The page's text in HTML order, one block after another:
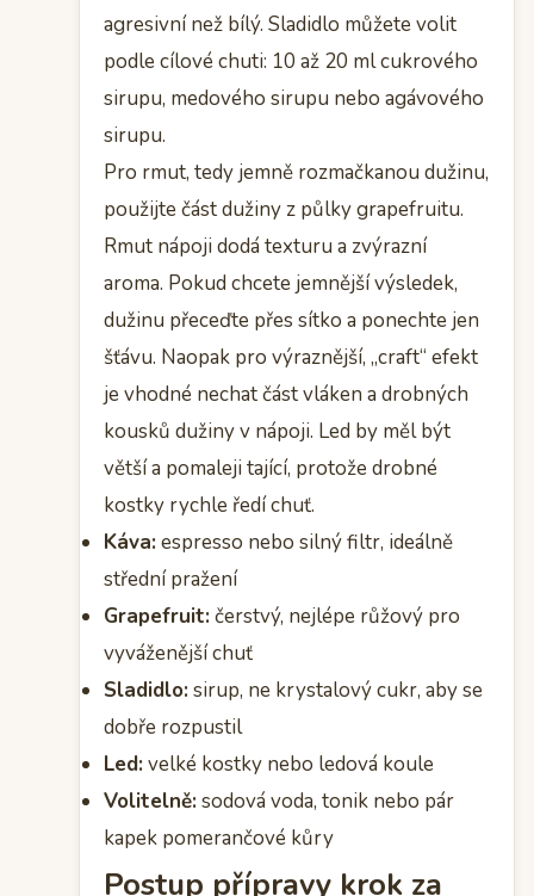
agresivní než bílý. Sladidlo můžete volit
podle cílové chuti: 10 až 20 ml cukrového
sirupu, medového sirupu nebo agávového
sirupu.
Pro rmut, tedy jemně rozmačkanou dužinu,
použijte část dužiny z půlky grapefruitu.
Rmut nápoji dodá texturu a zvýrazní
aroma. Pokud chcete jemnější výsledek,
dužinu přeceďte přes sítko a ponechte jen
šťávu. Naopak pro výraznější, „craft“ efekt
je vhodné nechat část vláken a drobných
kousků dužiny v nápoji. Led by měl být
větší a pomaleji tající, protože drobné
kostky rychle ředí chuť.
Káva:espresso nebo silný filtr, ideálně
střední pražení
Grapefruit:čerstvý, nejlépe růžový pro
vyváženější chuť
Sladidlo:sirup, ne krystalový cukr, aby se
dobře rozpustil
Led:velké kostky nebo ledová koule
Volitelně:sodová voda, tonik nebo pár
kapek pomerančové kůry
Postup přípravy krok za